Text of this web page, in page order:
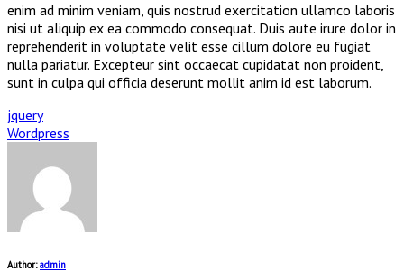
enim ad minim veniam, quis nostrud exercitation ullamco laboris
nisi ut aliquip ex ea commodo consequat. Duis aute irure dolor in
reprehenderit in voluptate velit esse cillum dolore eu fugiat
nulla pariatur. Excepteur sint occaecat cupidatat non proident,
sunt in culpa qui officia deserunt mollit anim id est laborum.
jquery
Wordpress
Author:admin